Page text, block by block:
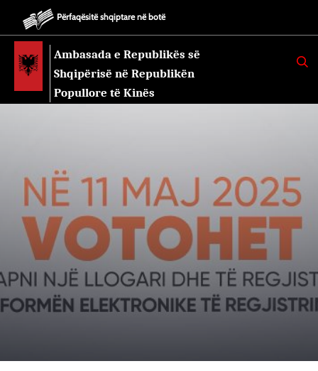
Përfaqësitë shqiptare në botë
Ambasada e Republikës së
Shqipërisë në Republikën
Popullore të Kinës
K
E